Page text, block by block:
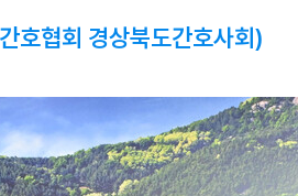
호협회 경상북도간호사회)